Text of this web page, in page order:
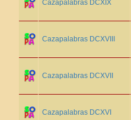
Cazapalabras DCXIX
Cazapalabras DCXVIII
Cazapalabras DCXVII
Cazapalabras DCXVI